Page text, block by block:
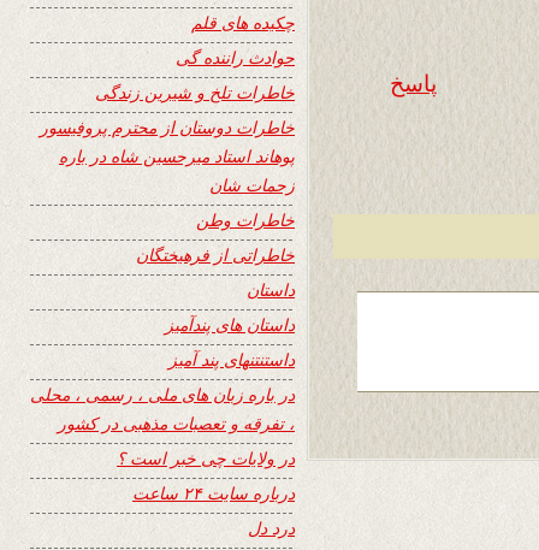
پاسخ
چکیده های قلم
حوادث راننده گی
خاطرات تلخ و شیرین زندگی
خاطرات دوستان از محترم پروفیسور
پوهاند استاد میرحسین شاه در باره
زحمات شان
خاطرات وطن
خاطراتی از فرهیختگان
داستان
داستان های پندآمیز
داستنتنهای پند آمیز
در باره زبان های ملی ، رسمی ، محلی
، تفرقه و تعصبات مذهبی در کشور
در ولایات چی خبر است ؟
درباره سایت ۲۴ ساعت
درد دل